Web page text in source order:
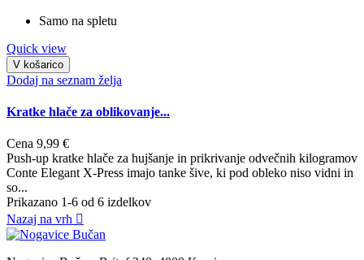
Samo na spletu
Quick view
V košarico
Dodaj na seznam želja
Kratke hlače za oblikovanje...
Cena 9,99 €
Push-up kratke hlače za hujšanje in prikrivanje odvečnih kilogramov
Conte Elegant X-Press imajo tanke šive, ki pod obleko niso vidni in
so...
Prikazano 1-6 od 6 izdelkov
Nazaj na vrh 